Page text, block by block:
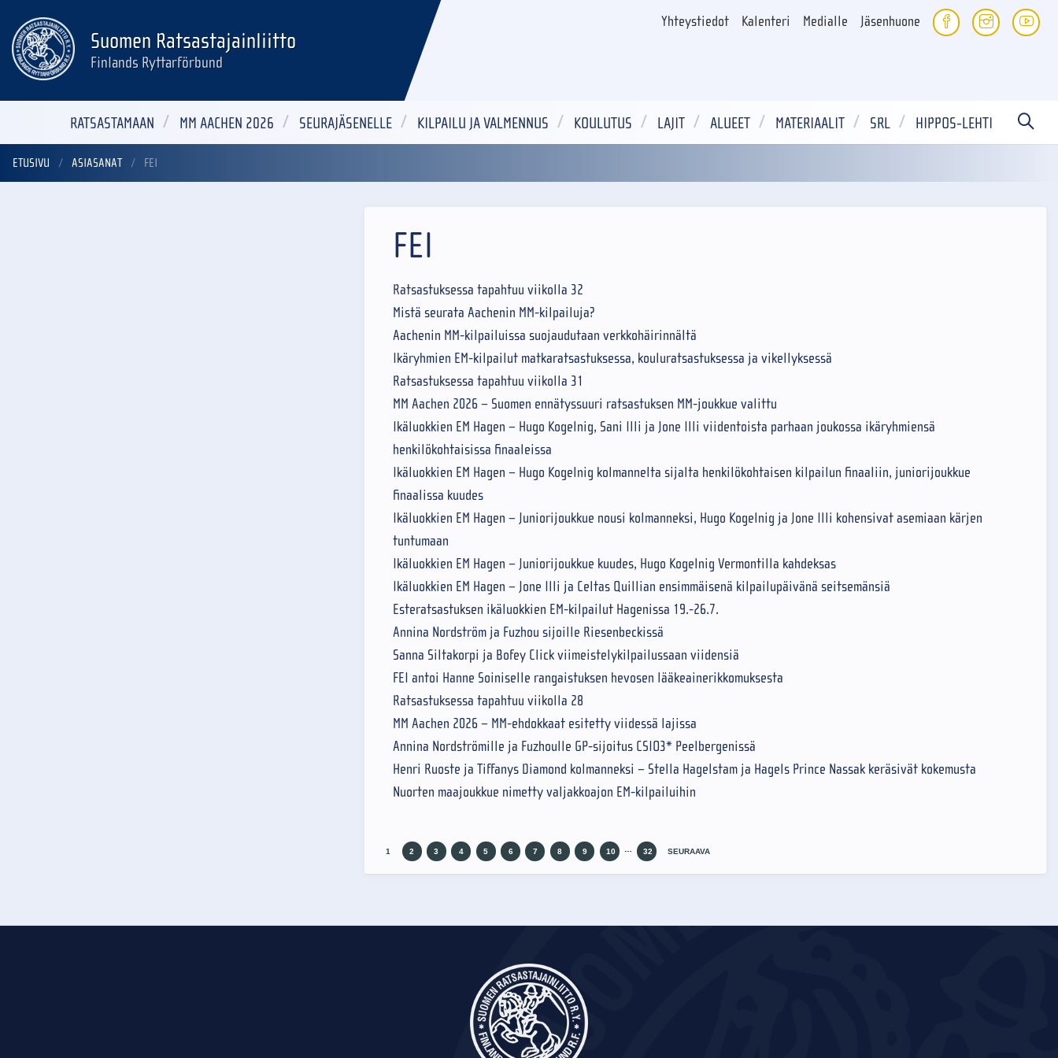
Yhteystiedot Kalenteri Medialle Jäsenhuone
Suomen Ratsastajainliitto
Finlands Ryttarförbund
RATSASTAMAAN MM AACHEN 2026 SEURAJÄSENELLE KILPAILU JA VALMENNUS KOULUTUS LAJIT ALUEET MATERIAALIT SRL HIPPOS-LEHTI
ETUSIVU ASIASANAT FEI
FEI
Ratsastuksessa tapahtuu viikolla 32
Mistä seurata Aachenin MM-kilpailuja?
Aachenin MM-kilpailuissa suojaudutaan verkkohäirinnältä
Ikäryhmien EM-kilpailut matkaratsastuksessa, kouluratsastuksessa ja vikellyksessä
Ratsastuksessa tapahtuu viikolla 31
MM Aachen 2026 – Suomen ennätyssuuri ratsastuksen MM-joukkue valittu
Ikäluokkien EM Hagen – Hugo Kogelnig, Sani Illi ja Jone Illi viidentoista parhaan joukossa ikäryhmiensä
henkilökohtaisissa finaaleissa
Ikäluokkien EM Hagen – Hugo Kogelnig kolmannelta sijalta henkilökohtaisen kilpailun finaaliin, juniorijoukkue
finaalissa kuudes
Ikäluokkien EM Hagen – Juniorijoukkue nousi kolmanneksi, Hugo Kogelnig ja Jone Illi kohensivat asemiaan kärjen
tuntumaan
Ikäluokkien EM Hagen – Juniorijoukkue kuudes, Hugo Kogelnig Vermontilla kahdeksas
Ikäluokkien EM Hagen – Jone Illi ja Celtas Quillian ensimmäisenä kilpailupäivänä seitsemänsiä
Esteratsastuksen ikäluokkien EM-kilpailut Hagenissa 19.-26.7.
Annina Nordström ja Fuzhou sijoille Riesenbeckissä
Sanna Siltakorpi ja Bofey Click viimeistelykilpailussaan viidensiä
FEI antoi Hanne Soiniselle rangaistuksen hevosen lääkeainerikkomuksesta
Ratsastuksessa tapahtuu viikolla 28
MM Aachen 2026 – MM-ehdokkaat esitetty viidessä lajissa
Annina Nordströmille ja Fuzhoulle GP-sijoitus CSIO3* Peelbergenissä
Henri Ruoste ja Tiffanys Diamond kolmanneksi – Stella Hagelstam ja Hagels Prince Nassak keräsivät kokemusta
Nuorten maajoukkue nimetty valjakkoajon EM-kilpailuihin
1 2 3 4 5 6 7 8 9 10 … 32 SEURAAVA